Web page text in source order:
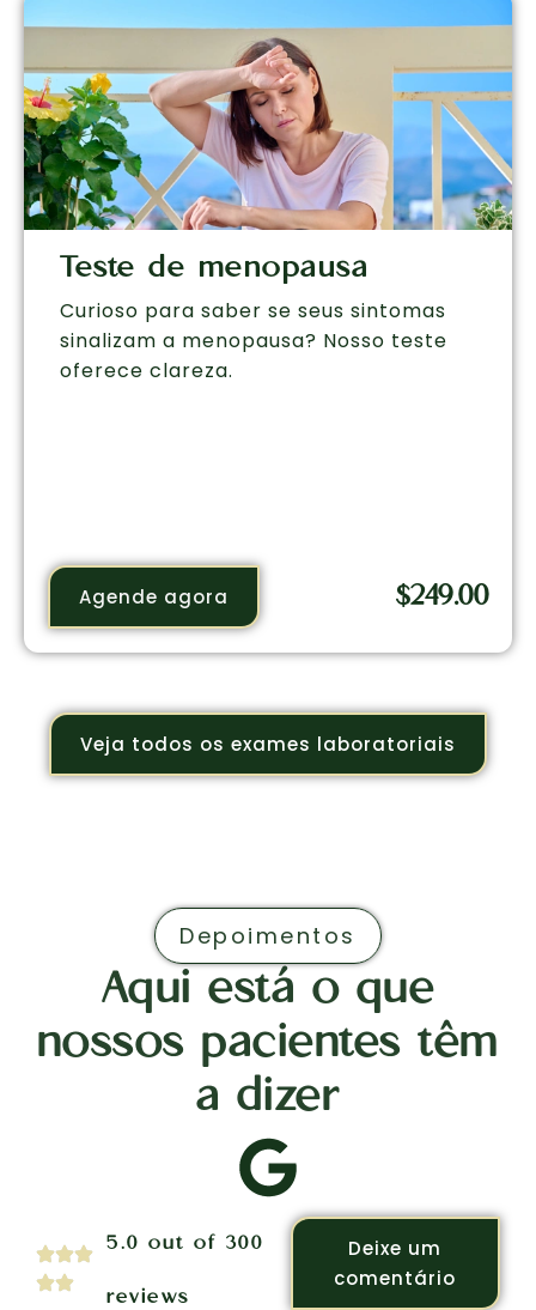
Teste de menopausa
Curioso para saber se seus sintomas
sinalizam a menopausa? Nosso teste
oferece clareza.
Agende agora $249.00
Veja todos os exames laboratoriais
Depoimentos
Aqui está o que
nossos pacientes têm
a dizer
5.0 out of 300
reviews
Deixe um
comentário